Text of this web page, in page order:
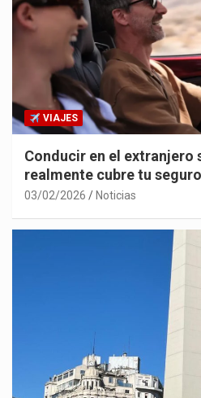
VIAJES
Conducir en el extranjero
realmente cubre tu
03/02/2026 Noticias